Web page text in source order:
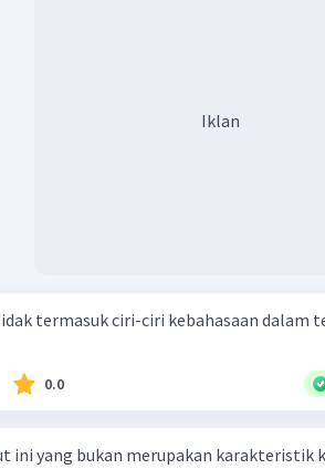
Iklan
termasuk ciri-ciri kebahasaan dalam
0.0
ini yang bukan merupakan karakteristik